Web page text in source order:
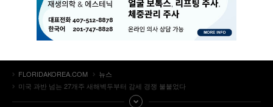
FLORIDAKOREA.COM
뉴스
미국 과반 넘는 27개주 새해벽두부터 감세 경쟁 불붙었다